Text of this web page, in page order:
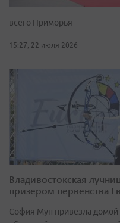
всего Приморья
15:27, 22 июля 2026
Владивостокская
призером первенства
София Мун привезла домой